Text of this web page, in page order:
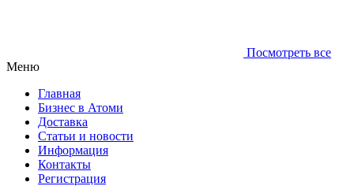
Посмотреть все
Меню
Главная
Бизнес в Атоми
Доставка
Статьи и новости
Информация
Контакты
Регистрация